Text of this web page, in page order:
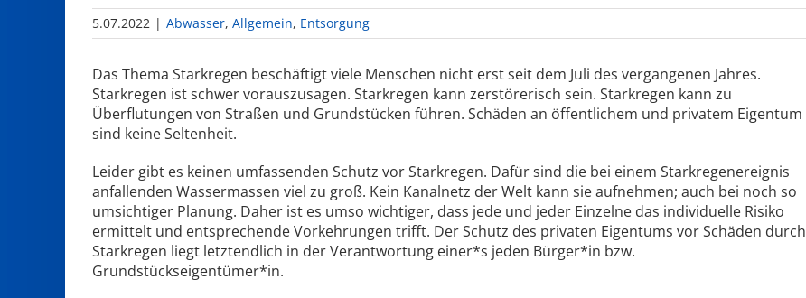
5.07.2022 | Abwasser, Allgemein, Entsorgung
Das Thema Starkregen beschäftigt viele Menschen nicht erst seit dem Juli des vergangenen Jahres.
Starkregen ist schwer vorauszusagen. Starkregen kann zerstörerisch sein. Starkregen kann zu
Überflutungen von Straßen und Grundstücken führen. Schäden an öffentlichem und privatem Eigentum
sind keine Seltenheit.
Leider gibt es keinen umfassenden Schutz vor Starkregen. Dafür sind die bei einem Starkregenereignis
anfallenden Wassermassen viel zu groß. Kein Kanalnetz der Welt kann sie aufnehmen; auch bei noch so
umsichtiger Planung. Daher ist es umso wichtiger, dass jede und jeder Einzelne das individuelle Risiko
ermittelt und entsprechende Vorkehrungen trifft. Der Schutz des privaten Eigentums vor Schäden durch
Starkregen liegt letztendlich in der Verantwortung einer*s jeden Bürger*in bzw.
Grundstückseigentümer*in.